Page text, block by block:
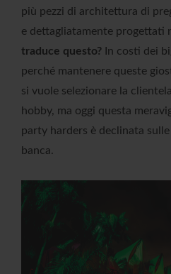
più pezzi di architettura di
e dettagliatamente progettati
traduce questo? In costi dei
perché mantenere queste
si vuole selezionare la
hobby, ma oggi questa
party harders è declinata
banca.